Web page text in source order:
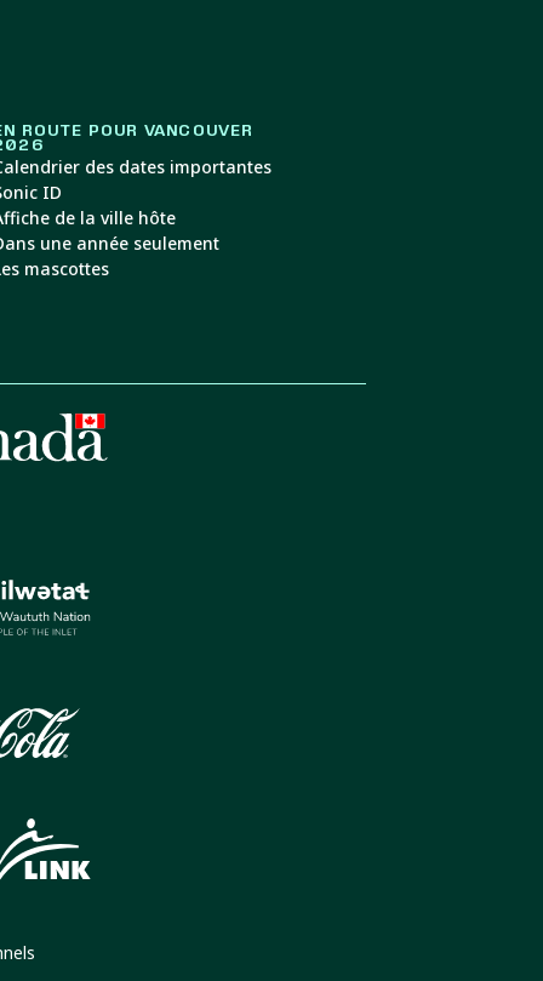
ROUTE POUR VANCOUVER
des dates importantes
ID
de la ville hôte
une année seulement
mascottes